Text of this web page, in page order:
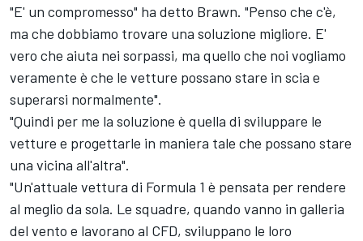
"E' un compromesso" ha detto Brawn. "Penso che c'è,
ma che dobbiamo trovare una soluzione migliore. E'
vero che aiuta nei sorpassi, ma quello che noi vogliamo
veramente è che le vetture possano stare in scia e
superarsi normalmente".
"Quindi per me la soluzione è quella di sviluppare le
vetture e progettarle in maniera tale che possano stare
una vicina all'altra".
"Un'attuale vettura di Formula 1 è pensata per rendere
al meglio da sola. Le squadre, quando vanno in galleria
del vento e lavorano al CFD, sviluppano le loro